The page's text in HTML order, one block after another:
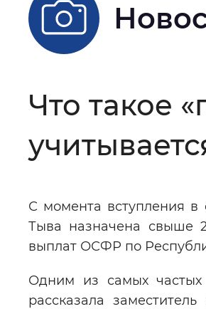
Шрифт: Без
Цвет сайта:
Изображения:
Что такое
С момента вступления
Тыва назначена свыше
выплат ОСФР по
Одним из самых частых
рассказала